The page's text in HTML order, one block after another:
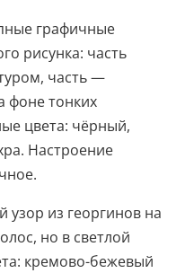
графичные
рисунка: часть
часть —
фоне тонких
цвета: чёрный,
Настроение
узор из георгинов на
но в светлой
кремово-бежевый